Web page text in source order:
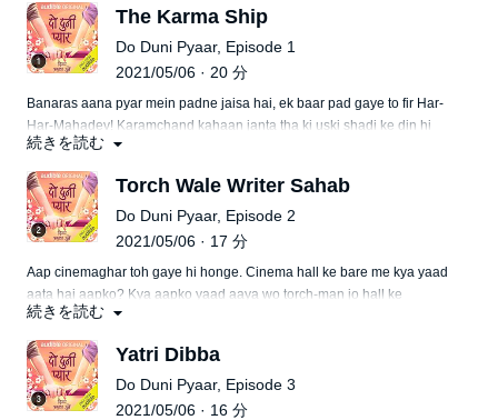
The Karma Ship
Do Duni Pyaar, Episode 1
2021/05/06 · 20 分
Banaras aana pyar mein padne jaisa hai, ek baar pad gaye to fir Har-
Har-Mahadev! Karamchand kahaan janta tha ki uski shadi ke din hi
uski hone wali biwi bhaag jayegi aur usko bhagaane ka jimma bhi
aayega khud ke hi sar. Par pyar koi pakad ke rakhne ke liye thodi na
hai, pyar to bas hai
続きを読む
Torch Wale Writer Sahab
Do Duni Pyaar, Episode 2
2021/05/06 · 17 分
Aap cinemaghar toh gaye hi honge. Cinema hall ke bare me kya yaad
aata hai aapko? Kya aapko yaad aaya wo torch-man jo hall ke
andhere me aapke ticket par torch markar aapko aapki seat tak ka
raasta batata hai. Ye kahani aise hi ek torchman ki hai jise likhne ka
shauk hai.
続きを読む
Yatri Dibba
Do Duni Pyaar, Episode 3
2021/05/06 · 16 分